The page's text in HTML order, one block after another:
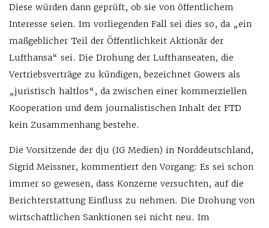
Diese würden dann geprüft, ob sie von öffentlichem
Interesse seien. Im vorliegenden Fall sei dies so, da „ein
maßgeblicher Teil der Öffentlichkeit Aktionär der
Lufthansa“ sei. Die Drohung der Lufthanseaten, die
Vertriebsverträge zu kündigen, bezeichnet Gowers als
„juristisch haltlos“, da zwischen einer kommerziellen
Kooperation und dem journalistischen Inhalt der FTD
kein Zusammenhang bestehe.
Die Vorsitzende der dju (IG Medien) in Norddeutschland,
Sigrid Meissner, kommentiert den Vorgang: Es sei schon
immer so gewesen, dass Konzerne versuchten, auf die
Berichterstattung Einfluss zu nehmen. Die Drohung von
wirtschaftlichen Sanktionen sei nicht neu. Im